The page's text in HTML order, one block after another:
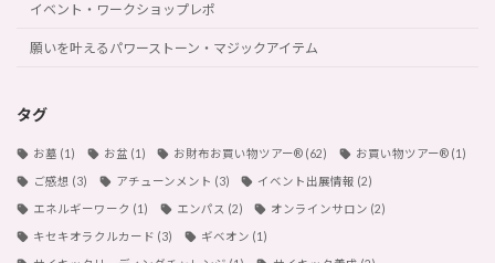
イベント・ワークショップレポ
願いを叶えるパワーストーン・マジックアイテム
タグ
お墓 (1) お盆 (1) お財布お買い物ツアー®︎ (62) お買い物ツアー®︎(1)
ご感想 (3) アチューンメント (3) イベント出展情報 (2)
エネルギーワーク (1) エンパス (2) オンラインサロン (2)
キセキオラクルカード (3) ギベオン (1)